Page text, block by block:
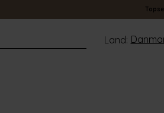
Land: